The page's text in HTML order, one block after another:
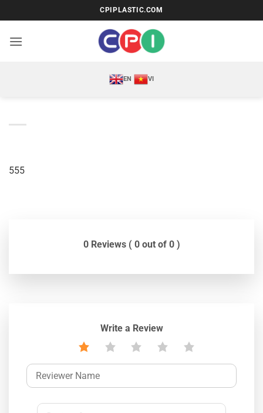
qua
nội
CPIPLASTIC.COM
EN VI
555
0 Reviews ( 0 out of 0 )
Write a Review